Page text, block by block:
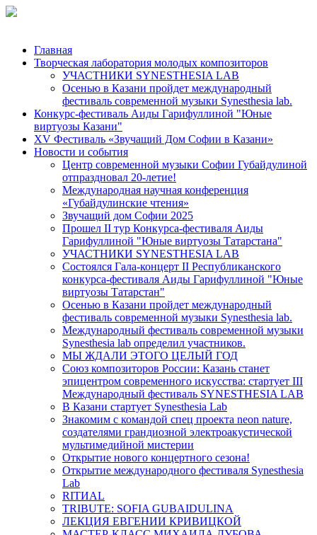
Главная
Творческая лаборатория молодых композиторов
УЧАСТНИКИ SYNESTHESIA LAB
Осенью в Казани пройдет международный
фестиваль современной музыки Synesthesia lab.
Конкурс-фестиваль Аиды Гарифуллиной "Юные
виртуозы Казани"
ХV Фестиваль «Звучащий Дом Софии в Казани»
Новости и события
Центр современной музыки Софии Губайдулиной
отпраздновал 20-летие!
Международная научная конференция
«Губайдулинские чтения»
Звучащий дом Софии 2025
Прошел II тур Конкурса-фестиваля Аиды
Гарифуллиной "Юные виртуозы Татарстана"
УЧАСТНИКИ SYNESTHESIA LAB
Состоялся Гала-концерт II Республиканского
конкурса-фестиваля Аиды Гарифуллиной "Юные
виртуозы Татарстан"
Осенью в Казани пройдет международный
фестиваль современной музыки Synesthesia lab.
Международный фестиваль современной музыки
Synesthesia lab определил участников.
МЫ ЖДАЛИ ЭТОГО ЦЕЛЫЙ ГОД
Союз композиторов России: Казань станет
эпицентром современного искусства: стартует III
Международный фестиваль SYNESTHESIA LAB
В Казани стартует Synesthesia Lab
Знакомим с командой спец проекта neon nature,
создателями грандиозной электроакустической
мультимедийной мистерии
Открытие нового концертного сезона!
Открытие международного фестиваля Synesthesia
Lab
RITИAL
TRIBUTE: SOFIA GUBAIDULINA
ЛЕКЦИЯ ЕВГЕНИИ КРИВИЦКОЙ